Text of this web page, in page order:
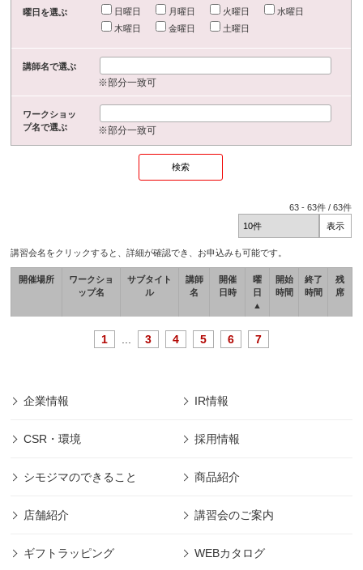
曜日を選ぶ 日曜日 月曜日 火曜日
水曜日
木曜日
金曜日 土曜日
講師名で選ぶ
※部分一致可
ワークショッ
プ名で選ぶ
※部分一致可
63 -63件 /63件
講習会名をクリックすると、詳細が確認でき、お申込みも可能です。
開催場所
ワークショ
ップ名
サブタイト
ル
講師
名
開催
日時
曜
日
▲
開始
時間
終了
時間
残
席
1 3 4 5 6 7
企業情報 IR情報
CSR・環境 採用情報
シモジマのできること 商品紹介
店舗紹介 講習会のご案内
ギフトラッピング WEBカタログ